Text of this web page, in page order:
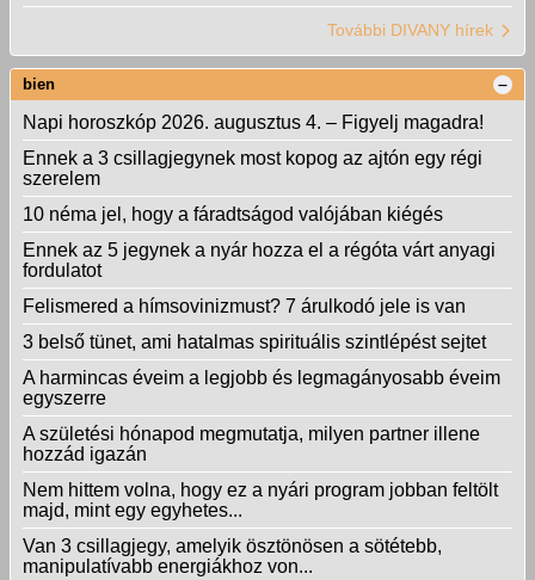
További DIVANY hírek
bien
Napi horoszkóp 2026. augusztus 4. – Figyelj magadra!
Ennek a 3 csillagjegynek most kopog az ajtón egy régi
szerelem
10 néma jel, hogy a fáradtságod valójában kiégés
Ennek az 5 jegynek a nyár hozza el a régóta várt anyagi
fordulatot
Felismered a hímsovinizmust? 7 árulkodó jele is van
3 belső tünet, ami hatalmas spirituális szintlépést sejtet
A harmincas éveim a legjobb és legmagányosabb éveim
egyszerre
A születési hónapod megmutatja, milyen partner illene
hozzád igazán
Nem hittem volna, hogy ez a nyári program jobban feltölt
majd, mint egy egyhetes...
Van 3 csillagjegy, amelyik ösztönösen a sötétebb,
manipulatívabb energiákhoz von...